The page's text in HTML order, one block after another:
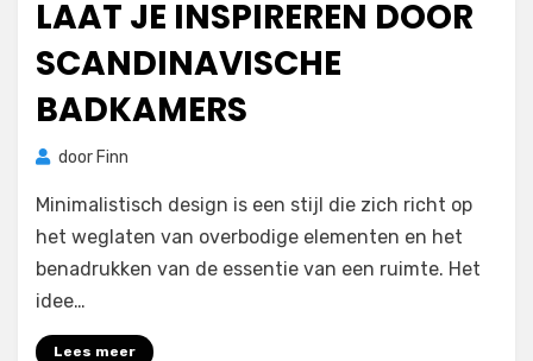
LAAT JE INSPIREREN DOOR
SCANDINAVISCHE
BADKAMERS
door Finn
Minimalistisch design is een stijl die zich richt op
het weglaten van overbodige elementen en het
benadrukken van de essentie van een ruimte. Het
idee…
Lees meer